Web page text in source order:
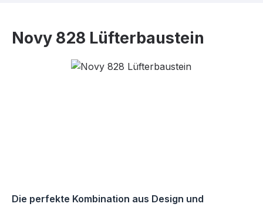
Novy 828 Lüfterbaustein
Bildergalerie überspringen
Die perfekte Kombination aus Design und